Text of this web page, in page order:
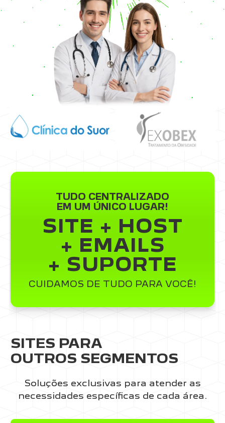
TUDO CENTRALIZADO
EM UM ÚNICO LUGAR!
SITE + HOST
+ EMAILS
+ SUPORTE
CUIDAMOS DE TUDO PARA VOCÊ!
SITES PARA
OUTROS SEGMENTOS
Soluções exclusivas para atender as
necessidades específicas de cada área.